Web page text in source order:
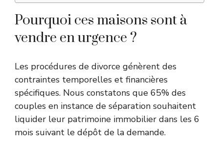
Pourquoi ces maisons sont à
vendre en urgence ?
Les procédures de divorce génèrent des
contraintes temporelles et financières
spécifiques. Nous constatons que 65% des
couples en instance de séparation souhaitent
liquider leur patrimoine immobilier dans les 6
mois suivant le dépôt de la demande.